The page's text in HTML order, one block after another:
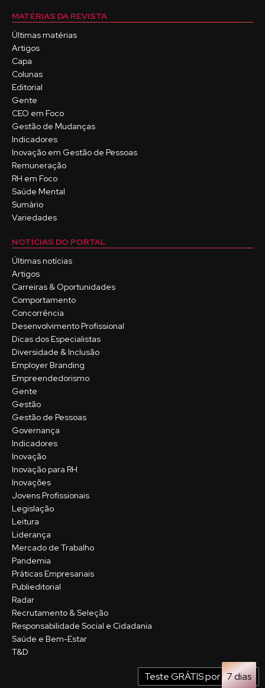
Teste GRÁTIS por 7 dias
MATÉRIAS DA REVISTA
Últimas matérias
Artigos
Capa
Colunas
Editorial
Gente
CEO em Foco
Gestão de Mudanças
Indicadores
Inovação em Gestão de Pessoas
Remuneração
RH em Foco
Saúde Mental
Sumário
Variedades
NOTÍCIAS DO PORTAL
Últimas notícias
Artigos
Carreiras & Oportunidades
Comportamento
Concorrência
Desenvolvimento Profissional
Dicas dos Especialistas
Diversidade & Inclusão
Employer Branding
Empreendedorismo
Gente
Gestão
Gestão de Pessoas
Governança
Indicadores
Inovação
Inovação para RH
Inovações
Jovens Profissionais
Legislação
Leitura
Liderança
Mercado de Trabalho
Pandemia
Práticas Empresariais
Publieditorial
Radar
Recrutamento & Seleção
Responsabilidade Social e Cidadania
Saúde e Bem-Estar
T&D